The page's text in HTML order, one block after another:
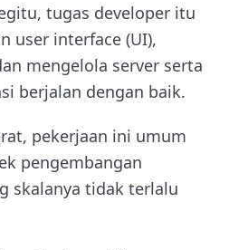
tugas developer itu
user interface (UI),
mengelola server serta
berjalan dengan baik.
pekerjaan ini umum
pengembangan
skalanya tidak terlalu